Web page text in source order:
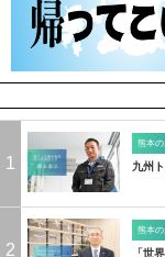
1
熊本
九州
2
熊本
「世